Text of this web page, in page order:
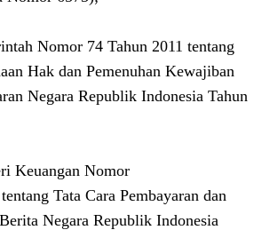
Nomor 74 Tahun 2011 tentang
Hak dan Pemenuhan Kewajiban
Negara Republik Indonesia Tahun
Keuangan Nomor
Tata Cara Pembayaran dan
Negara Republik Indonesia